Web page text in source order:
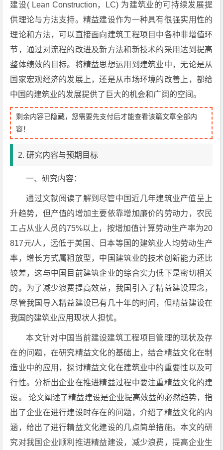
建设( Lean Construction，LC) 为建筑业的可持续发展提
供理论与方法支持。精益建设作为一种具有很强实用性的
理论和方法，可以直接面向建筑工程项目中各种非增值环
节，通过对流程的改进及新方法和新技术的采用达到提高
整体绩效的目标。将精益思想运用到建筑业中，无论是从
国家宏观经济的发展上，还是从市场环境的改善上，都给
中国的建筑业的发展提供了巨大的机会和广阔的空间。
剩余内容已隐藏，您需要先支付后才能查看该篇文章全部内
容！
2. 研究内容与预期目标
一、研究内容：
通过文献阅读了解到尽管中国近几年建筑业产值呈上
升趋势，但产值的增加主要依靠增加廉价的劳动力，农民
工占从业人员的75%以上，按增加值计算劳动生产率为20
817元/人，远低于美国、日本等国的建筑业人均劳动生产
率，增长方式属粗放型，中国建筑业的技术创新能力还比
较差，这与中国目前建筑企业的综合实力低下是密切相关
的。为了减少浪费提高效益，我国引入了精益建设理念，
尽管我国导入精益建设已有几十年的时间，但精益建设在
我国的建筑业应用现状人担忧。
本文针对中国当前建设建筑工程项目管理的现状及存
在的问题，在研究精益文化的基础上，结合精益文化在制
造业中的应用，探讨精益文化在建筑业中的重要性以及可
行性。分析出企业在推进精益过程中要注重精益文化的建
设。 论文阐述了精益建设是企业提高效益的必然趋势，指
出了企业在进行建设时存在的问题，介绍了精益文化的内
涵，给出了进行精益文化建设的几点简单措施。本文的研
究对我国企业顺利推进精益建设，减少浪费，提高企业生